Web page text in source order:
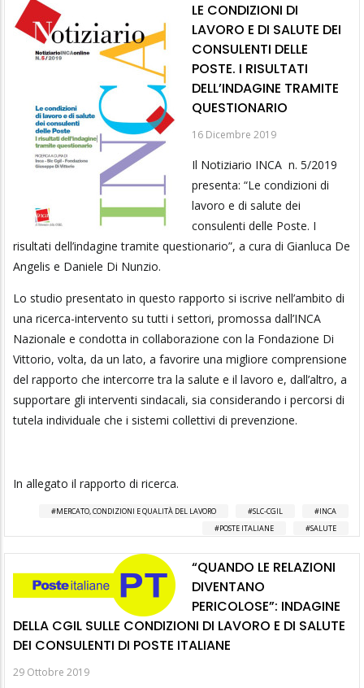
LE CONDIZIONI DI
LAVORO E DI SALUTE DEI
CONSULENTI DELLE
POSTE. I RISULTATI
DELL’INDAGINE TRAMITE
QUESTIONARIO
16 Dicembre 2019
Il Notiziario INCA n. 5/2019
presenta: “Le condizioni di
lavoro e di salute dei
consulenti delle Poste. I
risultati dell’indagine tramite questionario”, a cura di Gianluca De
Angelis e Daniele Di Nunzio.
Lo studio presentato in questo rapporto si iscrive nell’ambito di
una ricerca-intervento su tutti i settori, promossa dall’INCA
Nazionale e condotta in collaborazione con la Fondazione Di
Vittorio, volta, da un lato, a favorire una migliore comprensione
del rapporto che intercorre tra la salute e il lavoro e, dall’altro, a
supportare gli interventi sindacali, sia considerando i percorsi di
tutela individuale che i sistemi collettivi di prevenzione.
In allegato il rapporto di ricerca.
MERCATO, CONDIZIONI E QUALITÀ DEL LAVORO SLC-CGIL
INCA
POSTE ITALIANE
SALUTE
“QUANDO LE RELAZIONI
DIVENTANO
PERICOLOSE”: INDAGINE
DELLA CGIL SULLE CONDIZIONI DI LAVORO E DI SALUTE
DEI CONSULENTI DI POSTE ITALIANE
29 Ottobre 2019